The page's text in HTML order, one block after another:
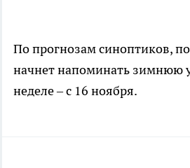
По прогнозам синоптиков,
начнет напоминать зимнюю
неделе – с 16 ноября.